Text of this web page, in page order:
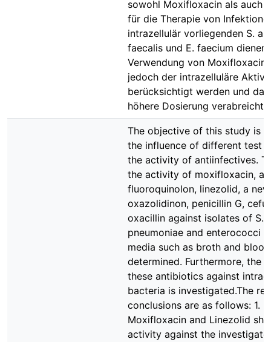
sowohl Moxifloxacin als auch
für die Therapie von
intrazellulär vorliegenden S.
faecalis und E. faecium dienen.
Verwendung von Moxifloxacin
jedoch der intrazelluläre
berücksichtigt werden und
höhere Dosierung verabreicht
The objective of this study is
the influence of different test
the activity of antiinfectives.
the activity of moxifloxacin, a
fluoroquinolon, linezolid, a new
oxazolidinon, penicillin G,
oxacillin against isolates of S.
pneumoniae and enterococci
media such as broth and
determined. Furthermore, the
these antibiotics against
bacteria is investigated.The
conclusions are as follows: 1.
Moxifloxacin and Linezolid
activity against the